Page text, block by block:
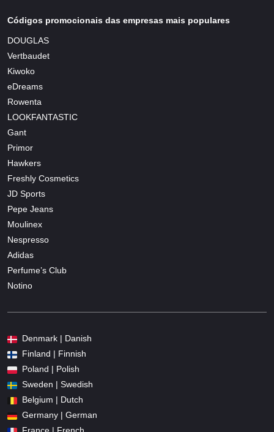
Códigos promocionais das empresas mais populares
DOUGLAS
Vertbaudet
Kiwoko
eDreams
Rowenta
LOOKFANTASTIC
Gant
Primor
Hawkers
Freshly Cosmetics
JD Sports
Pepe Jeans
Moulinex
Nespresso
Adidas
Perfume’s Club
Notino
Denmark | Danish
Finland | Finnish
Poland | Polish
Sweden | Swedish
Belgium | Dutch
Germany | German